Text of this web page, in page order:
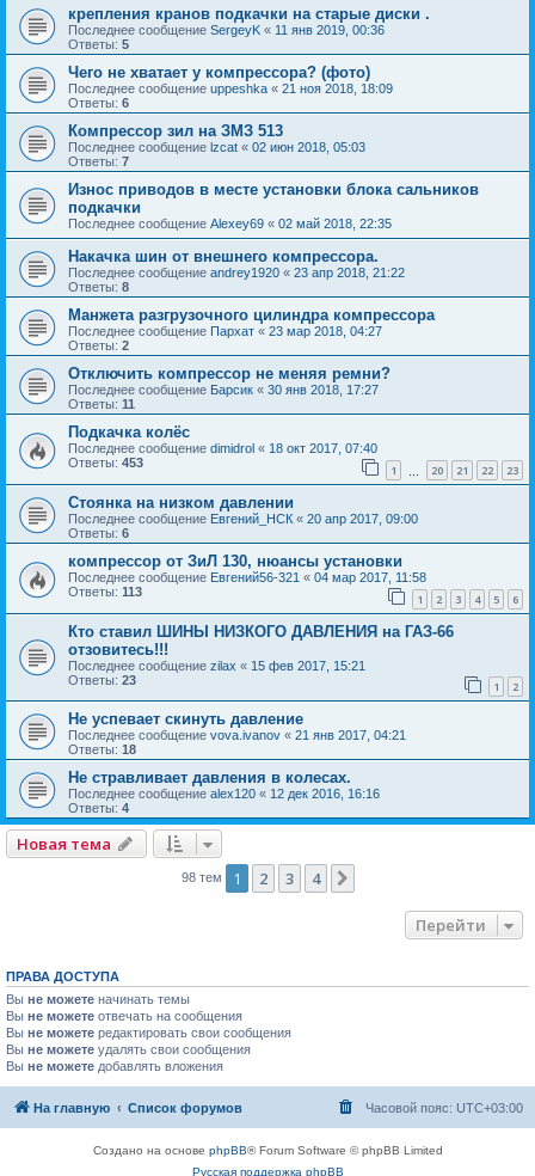
крепления кранов подкачки на старые диски .
Последнее сообщение SergeyK « 11 янв 2019, 00:36
Ответы: 5
Чего не хватает у компрессора? (фото)
Последнее сообщение uppeshka « 21 ноя 2018, 18:09
Ответы: 6
Компрессор зил на ЗМЗ 513
Последнее сообщение lzcat « 02 июн 2018, 05:03
Ответы: 7
Износ приводов в месте установки блока сальников
подкачки
Последнее сообщение Alexey69 « 02 май 2018, 22:35
Накачка шин от внешнего компрессора.
Последнее сообщение andrey1920 « 23 апр 2018, 21:22
Ответы: 8
Манжета разгрузочного цилиндра компрессора
Последнее сообщение Пархат « 23 мар 2018, 04:27
Ответы: 2
Отключить компрессор не меняя ремни?
Последнее сообщение Барсик « 30 янв 2018, 17:27
Ответы: 11
Подкачка колёс
Последнее сообщение dimidrol « 18 окт 2017, 07:40
Ответы: 453 1 20 21 22 23
Стоянка на низком давлении
Последнее сообщение Евгений_НСК « 20 апр 2017, 09:00
Ответы: 6
компрессор от ЗиЛ 130, нюансы установки
Последнее сообщение Евгений56-321 « 04 мар 2017, 11:58
Ответы: 113 1 2 3 4 5 6
Кто ставил ШИНЫ НИЗКОГО ДАВЛЕНИЯ на ГАЗ-66
отзовитесь!!!
Последнее сообщение zilax « 15 фев 2017, 15:21
Ответы: 23 1 2
Не успевает скинуть давление
Последнее сообщение vova.ivanov « 21 янв 2017, 04:21
Ответы: 18
Не стравливает давления в колесах.
Последнее сообщение alex120 « 12 дек 2016, 16:16
Ответы: 4
Новая тема
98 тем 1 2 3 4
Перейти
ПРАВА ДОСТУПА
Вы не можете начинать темы
Вы не можете отвечать на сообщения
Вы не можете редактировать свои сообщения
Вы не можете удалять свои сообщения
Вы не можете добавлять вложения
На главную Список форумов Часовой пояс: UTC+03:00
Создано на основе phpBB® Forum Software © phpBB Limited
Русская поддержка phpBB